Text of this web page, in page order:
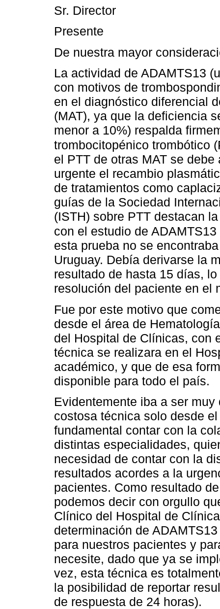
Sr. Director
Presente
De nuestra mayor
La actividad de ADAMTS13
con motivos de
en el diagnóstico diferencial
(MAT), ya que la deficiencia
menor a 10%) respalda
trombocitopénico trombótico
el PTT de otras MAT se
urgente el recambio
de tratamientos como
guías de la Sociedad
(ISTH) sobre PTT destacan
con el estudio de
esta prueba no se
Uruguay. Debía derivarse la
resultado de hasta 15 días,
resolución del paciente en el
Fue por este motivo que
desde el área de
del Hospital de Clínicas, con
técnica se realizara en el
académico, y que de esa
disponible para todo el país.
Evidentemente iba a ser
costosa técnica solo desde
fundamental contar con la
distintas especialidades,
necesidad de contar con la
resultados acordes a la
pacientes. Como resultado
podemos decir con orgullo
Clínico del Hospital de
determinación de
para nuestros pacientes y
necesite, dado que ya se
vez, esta técnica es
la posibilidad de reportar
de respuesta de 24 horas).